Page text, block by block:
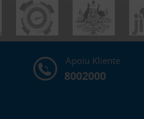
Apoiu Kliente
8002000